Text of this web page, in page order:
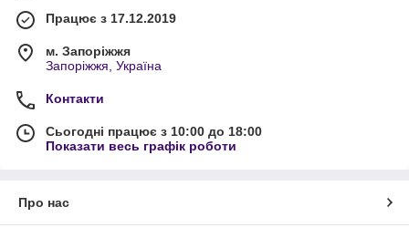
Працює з 17.12.2019
м. Запоріжжя
Запоріжжя, Україна
Контакти
Сьогодні працює з 10:00 до 18:00
Показати весь графік роботи
Про нас